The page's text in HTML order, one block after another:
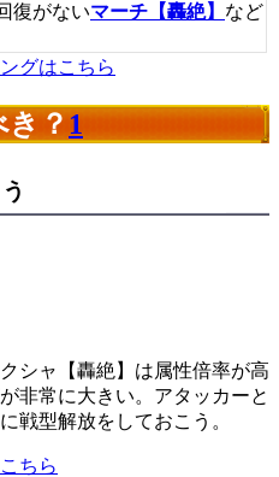
復がないマーチ【轟絶】 など
グはこちら
き？1
シャ【轟絶】は属性倍率が高
非常に大きい。アタッカーと
戦型解放をしておこう。
ちら